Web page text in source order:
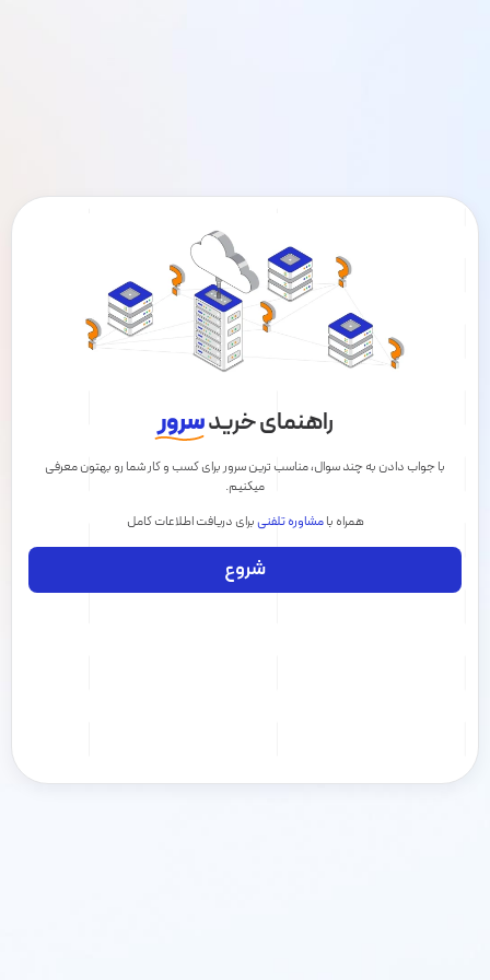
راهنمای خریدسرور
با جواب دادن به چند سوال، مناسب ترین سرور برای کسب و کار شما رو بهتون معرفی
میکنیم.
همراه بامشاوره تلفنیبرای دریافت اطلاعات کامل
شروع